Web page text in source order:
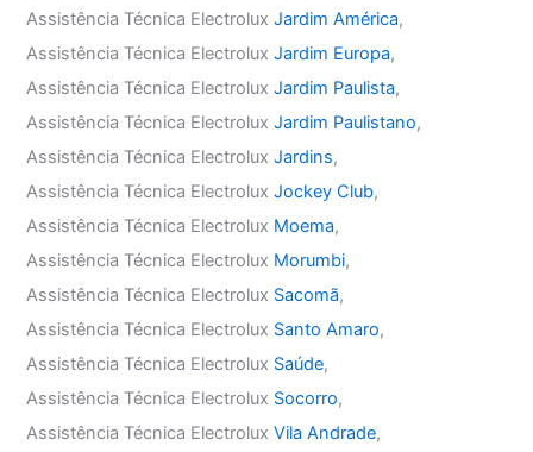
Assistência Técnica ElectroluxJardim América,
Assistência Técnica ElectroluxJardim Europa,
Assistência Técnica ElectroluxJardim Paulista,
Assistência Técnica ElectroluxJardim Paulistano,
Assistência Técnica ElectroluxJardins,
Assistência Técnica ElectroluxJockey Club,
Assistência Técnica Electrolux Moema,
Assistência Técnica Electrolux Morumbi,
Assistência Técnica Electrolux Sacomã,
Assistência Técnica Electrolux Santo Amaro,
Assistência Técnica Electrolux Saúde,
Assistência Técnica Electrolux Socorro,
Assistência Técnica ElectroluxVila Andrade,